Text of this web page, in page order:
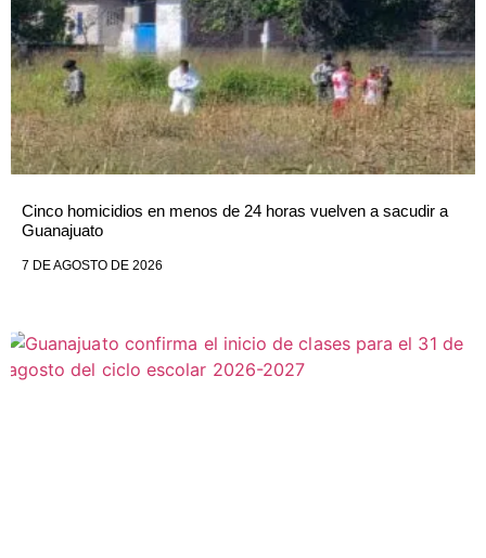
Cinco homicidios en menos de 24 horas vuelven a sacudir a
Guanajuato
7 DE AGOSTO DE 2026